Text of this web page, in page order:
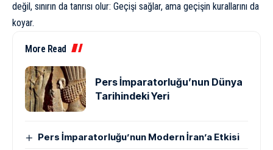
değil, sınırın da tanrısı olur: Geçişi sağlar, ama geçişin kurallarını da
koyar.
More Read
Pers İmparatorluğu’nun Dünya
Tarihindeki Yeri
Pers İmparatorluğu’nun Modern İran’a Etkisi